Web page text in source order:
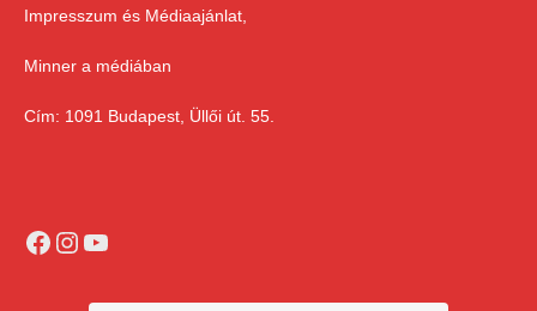
Impresszum és Médiaajánlat,
Minner a médiában
Cím: 1091 Budapest, Üllői út. 55.
Facebook
Instagram
YouTube